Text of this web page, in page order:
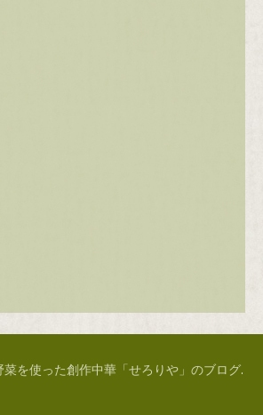
菜を使った創作中華「せろりや」のブログ.